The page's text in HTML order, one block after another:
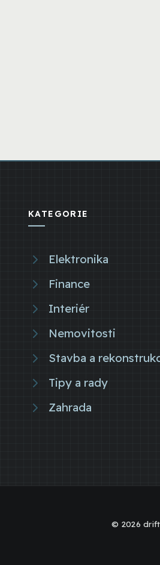
KATEGORIE
Elektronika
Finance
Interiér
Nemovitosti
Stavba a
Tipy a rady
Zahrada
© 2026